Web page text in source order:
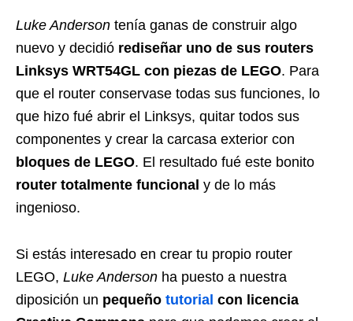
Luke Anderson tenía ganas de construir algo
nuevo y decidió rediseñar uno de sus routers
Linksys WRT54GL con piezas de LEGO. Para
que el router conservase todas sus funciones, lo
que hizo fué abrir el Linksys, quitar todos sus
componentes y crear la carcasa exterior con
bloques de LEGO. El resultado fué este bonito
router totalmente funcional y de lo más
ingenioso.
Si estás interesado en crear tu propio router
LEGO, Luke Anderson ha puesto a nuestra
diposición un pequeño tutorial con licencia